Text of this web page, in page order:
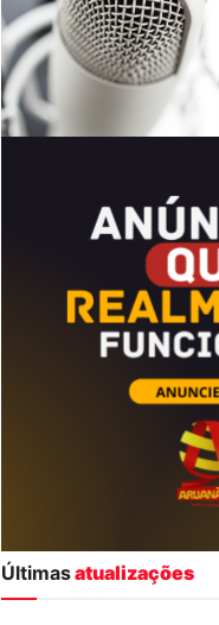
Últimasatualizações